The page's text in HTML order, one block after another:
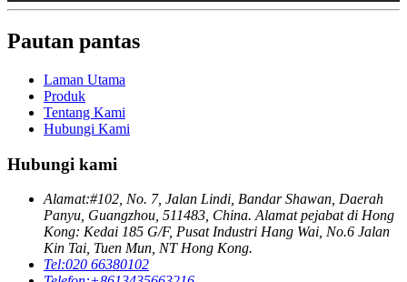
Pautan pantas
Laman Utama
Produk
Tentang Kami
Hubungi Kami
Hubungi kami
Alamat:#102, No. 7, Jalan Lindi, Bandar Shawan, Daerah
Panyu, Guangzhou, 511483, China. Alamat pejabat di Hong
Kong: Kedai 185 G/F, Pusat Industri Hang Wai, No.6 Jalan
Kin Tai, Tuen Mun, NT Hong Kong.
Tel:020 66380102